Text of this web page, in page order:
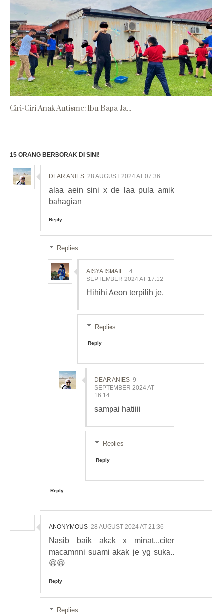
Ciri-Ciri Anak Autisme: Ibu Bapa Ja...
15 ORANG BERBORAK DI SINI!
DEAR ANIES 28 AUGUST 2024 AT 07:36
alaa aein sini x de laa pula amik
bahagian
Reply
Replies
AISYA ISMAIL
4
SEPTEMBER 2024 AT 17:12
Hihihi Aeon terpilih je.
Replies
Reply
DEAR ANIES 9
SEPTEMBER 2024 AT
16:14
sampai hatiiii
Replies
Reply
Reply
ANONYMOUS 28 AUGUST 2024 AT 21:36
Nasib baik akak x minat...citer
macamnni suami akak je yg suka..
😆😆
Reply
Replies